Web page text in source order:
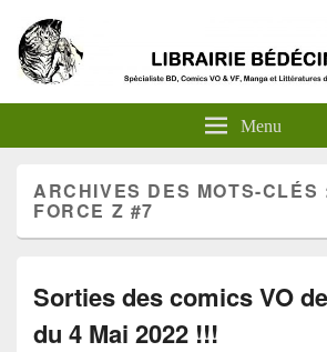
Menu
ARCHIVES DES MOTS-
FORCE Z #7
Sorties des comics VO
du 4 Mai 2022 !!!